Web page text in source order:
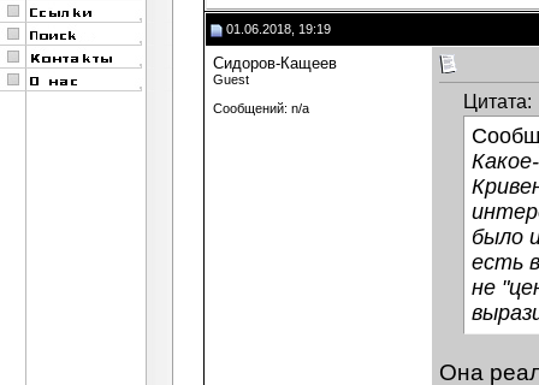
01.06.2018, 19:19
Сидоров-Кащеев
Guest
Сообщений: n/a
Цитата:
было
есть
не
Она